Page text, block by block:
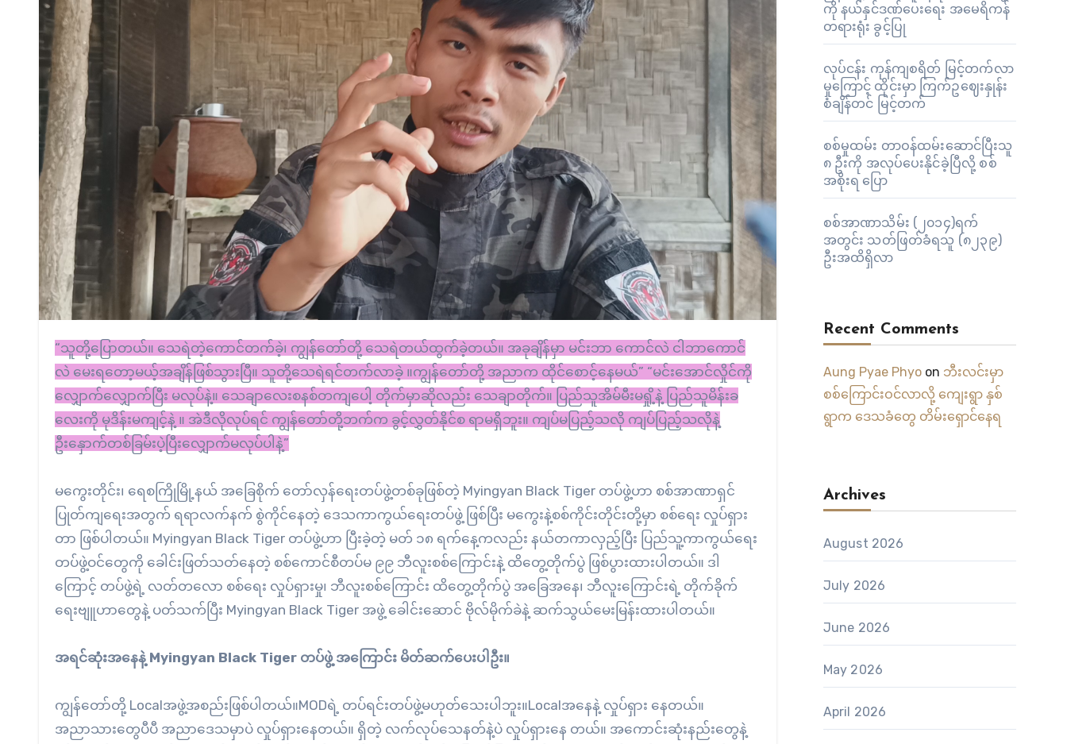
“သူတို့ပြောတယ်။ သေရဲတဲ့ကောင်တက်ခဲ့၊ ကျွန်တော်တို့ သေရဲတယ်ထွက်ခဲ့တယ်။ အခုချိန်မှာ မင်းဘာ ကောင်လဲ ငါဘာကောင်
လဲ မေးရတော့မယ့်အချိန်ဖြစ်သွားပြီ။ သူတို့သေရဲရင်တက်လာခဲ့ ။ကျွန်တော်တို့ အညာက ထိုင်စောင့်နေမယ်” “မင်းအောင်လှိုင်ကို
လျှောက်လျှောက်ပြီး မလုပ်နဲ့။ သေချာလေးစနစ်တကျပေါ့ တိုက်မှာဆိုလည်း သေချာတိုက်။ ပြည်သူအိမ်မီးမရှို့နဲ့ ပြည်သူမိန်းခ
လေးကို မုဒိန်းမကျင့်နဲ့ ။ အဲဒီလိုလုပ်ရင် ကျွန်တော်တို့ဘက်က ခွင့်လွှတ်နိုင်စ ရာမရှိဘူး။ ကျပ်မပြည့်သလို ကျပ်ပြည့်သလိုနဲ့
ဦးနှောက်တစ်ခြမ်းပဲ့ပြီးလျှောက်မလုပ်ပါနဲ့”
မကွေးတိုင်း၊ ရေစကြိုမြို့နယ် အခြေစိုက် တော်လှန်ရေးတပ်ဖွဲ့တစ်ခုဖြစ်တဲ့ Myingyan Black Tiger တပ်ဖွဲ့ဟာ စစ်အာဏာရှင်
ပြုတ်ကျရေးအတွက် ရရာလက်နက် စွဲကိုင်နေတဲ့ ဒေသကာကွယ်ရေးတပ်ဖွဲ့ ဖြစ်ပြီး မကွေးနဲ့စစ်ကိုင်းတိုင်းတို့မှာ စစ်ရေး လှုပ်ရှား
တာ ဖြစ်ပါတယ်။ Myingyan Black Tiger တပ်ဖွဲ့ဟာ ပြီးခဲ့တဲ့ မတ် ၁၈ ရက်နေ့ကလည်း နယ်တကာလှည့်ပြီး ပြည်သူ့ကာကွယ်ရေး
တပ်ဖွဲ့ဝင်တွေကို ခေါင်းဖြတ်သတ်နေတဲ့ စစ်ကောင်စီတပ်မ ၉၉ ဘီလူးစစ်ကြောင်းနဲ့ ထိတွေ့တိုက်ပွဲ ဖြစ်ပွားထားပါတယ်။ ဒါ
ကြောင့် တပ်ဖွဲ့ရဲ့ လတ်တလော စစ်ရေး လှုပ်ရှားမှု၊ ဘီလူးစစ်ကြောင်း ထိတွေ့တိုက်ပွဲ အခြေအနေ၊ ဘီလူးကြောင်းရဲ့ တိုက်ခိုက်
ရေးဗျူဟာတွေနဲ့ ပတ်သက်ပြီး Myingyan Black Tiger အဖွဲ့ ခေါင်းဆောင် ဗိုလ်မိုက်ခဲနဲ့ ဆက်သွယ်မေးမြန်းထားပါတယ်။
အရင်ဆုံးအနေနဲ့ Myingyan Black Tiger တပ်ဖွဲ့ အကြောင်း မိတ်ဆက်ပေးပါဦး။
ကျွန်တော်တို့ Localအဖွဲ့အစည်းဖြစ်ပါတယ်။MODရဲ့ တပ်ရင်းတပ်ဖွဲ့မဟုတ်သေးပါဘူး။Localအနေနဲ့ လှုပ်ရှား နေတယ်။
အညာသားတွေပီပီ အညာဒေသမှာပဲ လှုပ်ရှားနေတယ်။ ရှိတဲ့ လက်လုပ်သေနတ်နဲ့ပဲ လှုပ်ရှားနေ တယ်။ အကောင်းဆုံးနည်းတွေနဲ့
ကို နယ်နှင်ဒဏ်ပေးရေး အမေရိကန်
တရားရုံး ခွင့်ပြု
လုပ်ငန်း ကုန်ကျစရိတ် မြင့်တက်လာ
မှုကြောင့် ထိုင်းမှာ ကြက်ဥဈေးနှုန်း
စံချိန်တင် မြင့်တက်
စစ်မှုထမ်း တာဝန်ထမ်းဆောင်ပြီးသူ
၈ ဦးကို အလုပ်ပေးနိုင်ခဲ့ပြီလို့ စစ်
အစိုးရ ပြော
စစ်အာဏာသိမ်း (၂၀၁၄)ရက်
အတွင်း သတ်ဖြတ်ခံရသူ (၈၂၃၉)
ဦးအထိရှိလာ
Recent Comments
Aung Pyae Phyoon ဘီးလင်းမှာ
စစ်ကြောင်းဝင်လာလို့ ကျေးရွာ နှစ်
ရွာက ဒေသခံတွေ တိမ်းရှောင်နေရ
Archives
August 2026
July 2026
June 2026
May 2026
April 2026